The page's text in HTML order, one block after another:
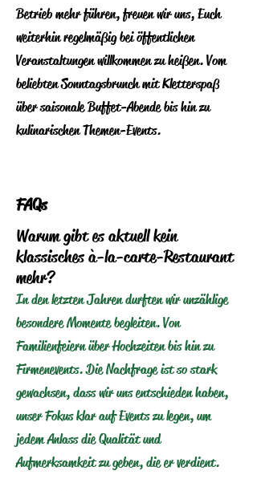
Betrieb mehr führen, freuen wir uns, Euch
weiterhin regelmäßig bei öffentlichen
Veranstaltungen willkommen zu heißen. Vom
beliebten Sonntagsbrunch mit Kletterspaß
über saisonale Buffet-Abende bis hin zu
kulinarischen Themen-Events.
​FAQs
Warum gibt es aktuell kein
klassisches à-la-carte-Restaurant
mehr?
In den letzten Jahren durften wir unzählige
besondere Momente begleiten. Von
Familienfeiern über Hochzeiten bis hin zu
Firmenevents. Die Nachfrage ist so stark
gewachsen, dass wir uns entschieden haben,
unser Fokus klar auf Events zu legen, um
jedem Anlass die Qualität und
Aufmerksamkeit zu geben, die er verdient.